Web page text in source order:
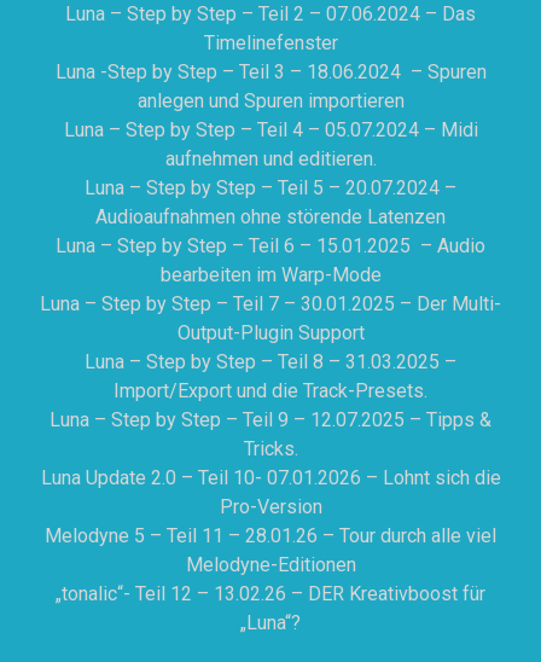
Luna – Step by Step – Teil 2 – 07.06.2024 – Das
Timelinefenster
Luna -Step by Step – Teil 3 – 18.06.2024 – Spuren
anlegen und Spuren importieren
Luna – Step by Step – Teil 4 – 05.07.2024 – Midi
aufnehmen und editieren.
Luna – Step by Step – Teil 5 – 20.07.2024 –
Audioaufnahmen ohne störende Latenzen
Luna – Step by Step – Teil 6 – 15.01.2025 – Audio
bearbeiten im Warp-Mode
Luna – Step by Step – Teil 7 – 30.01.2025 – Der Multi-
Output-Plugin Support
Luna – Step by Step – Teil 8 – 31.03.2025 –
Import/Export und die Track-Presets.
Luna – Step by Step – Teil 9 – 12.07.2025 – Tipps &
Tricks.
Luna Update 2.0 – Teil 10- 07.01.2026 – Lohnt sich die
Pro-Version
Melodyne 5 – Teil 11 – 28.01.26 – Tour durch alle viel
Melodyne-Editionen
„tonalic“- Teil 12 – 13.02.26 – DER Kreativboost für
„Luna“?